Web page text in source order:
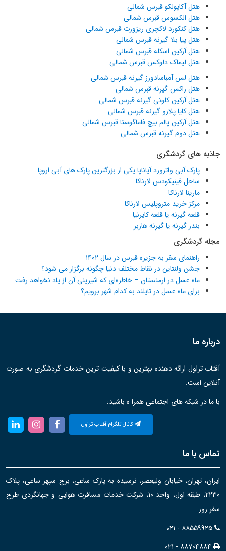
هتل آکاپولکو قبرس شمالی
هتل الکسوس قبرس شمالی
هتل کنکورد لاکچری ریزورت قبرس شمالی
هتل پیا بلا گیرنه قبرس شمالی
هتل آرکین اسکله قبرس شمالی
هتل لیماک دلوکس قبرس شمالی
هتل لس آمباسادورز گیرنه قبرس شمالی
هتل راکس گیرنه قبرس شمالی
هتل آرکین کلونی گیرنه قبرس شمالی
هتل کایا پلازو گیرنه قبرس شمالی
هتل آرکین پالم بیچ فاماگوستا قبرس شمالی
هتل دوم گیرنه قبرس شمالی
جاذبه های گردشگری
پارک آبی واترورد آیاناپا یکی از بزرگترین پارک های آبی اروپا
ساحل فینیکودس لارناکا
مارینا لارناکا
مرکز خرید متروپلیس لارناکا
قلعه گیرنه یا قلعه کایرنیا
بندر گیرنه یا گیرنه هاربر
مجله گردشگری
راهنمای سفر به جزیره قبرس در سال ۱۴۰۲
جشن ولنتاین در نقاط مختلف دنیا چگونه برگزار می شود؟
ماه عسل در ارمنستان – خاطره‌ای که شیرینی آن از یاد نخواهد رفت
برای ماه عسل در تایلند به کدام شهر برویم؟
درباره ما
آفتاب تراول ارائه دهنده بهترین و با کیفیت ترین خدمات گردشگری به صورت
آنلاین است.
با ما در شبکه های اجتماعی همرا ه باشید:
کانال تلگرام آفتاب تراول
تماس با ما
ایران، تهران، خیابان ولیعصر، نرسیده به پارک ساعی، برج سپهر ساعی، پلاک
۲۲۳۰، طبقه اول، واحد ۱۰، شرکت خدمات مسافرت هوایی و جهانگردی طرح
سفر روز
۰۲۱ - ۸۸۵۵۹۹۲۵
۰۲۱ - ۸۸۷۰۴۸۸۴